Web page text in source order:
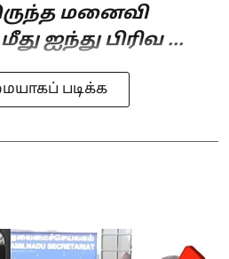
மனைவி
ஐந்து பிரிவ ...
படிக்க